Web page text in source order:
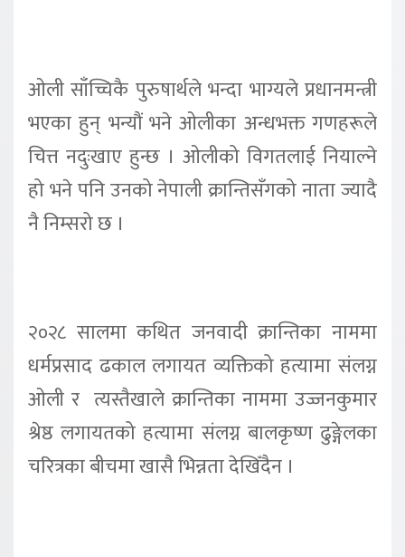
ओली साँच्चिकै पुरुषार्थले भन्दा भाग्यले प्रधानमन्त्री
भएका हुन् भन्यौं भने ओलीका अन्धभक्त गणहरूले
चित्त नदुःखाए हुन्छ । ओलीको विगतलाई नियाल्ने
हो भने पनि उनको नेपाली क्रान्तिसँगको नाता ज्यादै
नै निम्सरो छ ।
२०२८ सालमा कथित जनवादी क्रान्तिका नाममा
धर्मप्रसाद ढकाल लगायत व्यक्तिको हत्यामा संलग्न
ओली र त्यस्तैखाले क्रान्तिका नाममा उज्जनकुमार
श्रेष्ठ लगायतको हत्यामा संलग्न बालकृष्ण ढुङ्गेलका
चरित्रका बीचमा खासै भिन्नता देखिँदैन ।